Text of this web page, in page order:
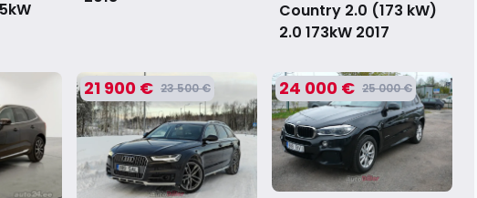
Country 2.0 (173 kW)
2.0 173kW 2017
21 900 € 23 500 € 24 000 € 25 000 €